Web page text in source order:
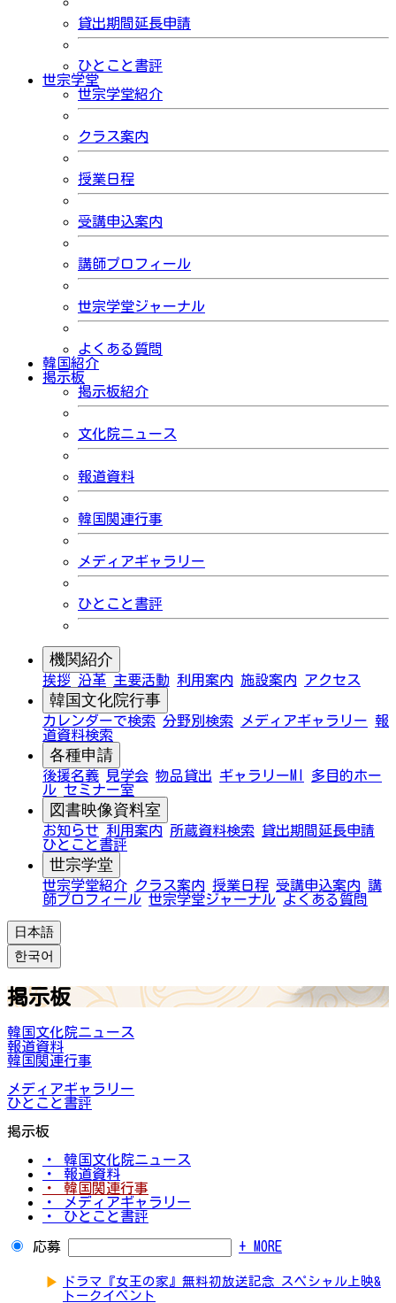
貸出期間延長申請
ひとこと書評
世宗学堂
世宗学堂紹介
クラス案内
授業日程
受講申込案内
講師プロフィール
世宗学堂ジャーナル
よくある質問
韓国紹介
掲示板
掲示板紹介
文化院ニュース
報道資料
韓国関連行事
メディアギャラリー
ひとこと書評
機関紹介
挨拶 沿革 主要活動 利用案内 施設案内 アクセス
韓国文化院行事
カレンダーで検索 分野別検索 メディアギャラリー 報
道資料検索
各種申請
後援名義 見学会 物品貸出 ギャラリーMI
多目的ホー
ル セミナー室
図書映像資料室
お知らせ 利用案内 所蔵資料検索
貸出期間延長申請
ひとこと書評
世宗学堂
世宗学堂紹介 クラス案内 授業日程 受講申込案内 講
師プロフィール 世宗学堂ジャーナル よくある質問
日本語
한국어
掲示板
韓国文化院ニュース
報道資料
韓国関連行事
メディアギャラリー
ひとこと書評
掲示板
・ 韓国文化院ニュース
・ 報道資料
・ 韓国関連行事
・ メディアギャラリー
・ ひとこと書評
応募 + MORE
▶
ドラマ『女王の家』無料初放送記念 スペシャル上映&
トークイベント